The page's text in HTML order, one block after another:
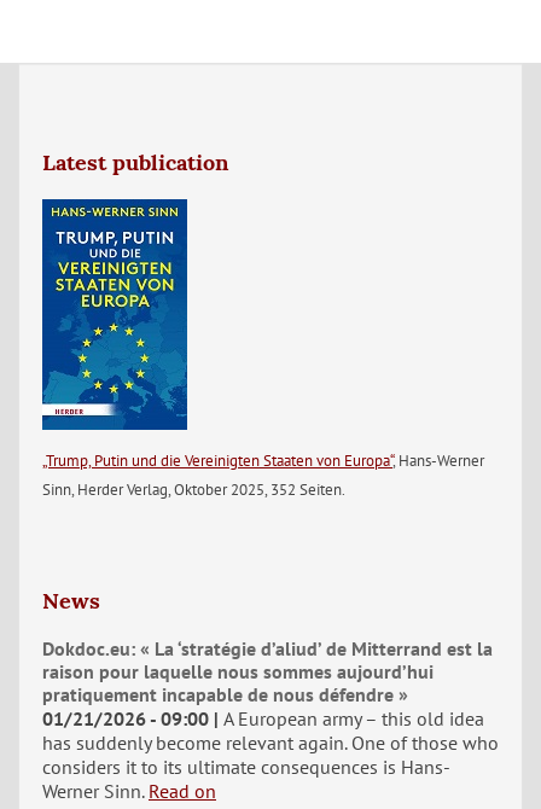
Latest publication
„Trump, Putin und die Vereinigten Staaten von Europa“, Hans-Werner
Sinn, Herder Verlag, Oktober 2025, 352 Seiten.
News
Dokdoc.eu: « La ‘stratégie d’aliud’ de Mitterrand est la
raison pour laquelle nous sommes aujourd’hui
pratiquement incapable de nous défendre »
01/21/2026 - 09:00 A European army – this old idea
has suddenly become relevant again. One of those who
considers it to its ultimate consequences is Hans-
Werner Sinn. Read on